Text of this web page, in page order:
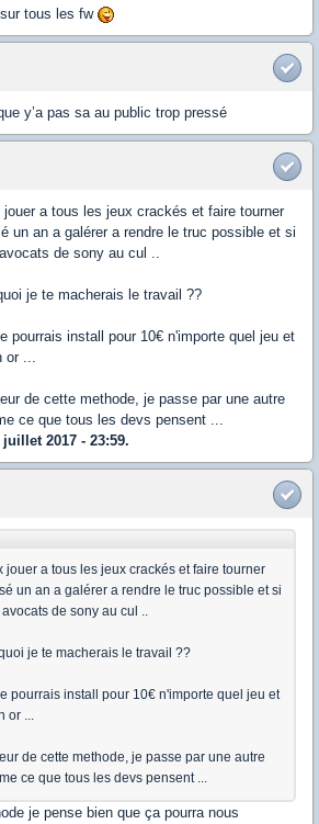
tous les fw
y’a pas sa au public trop pressé
a tous les jeux crackés et faire tourner
un an a galérer a rendre le truc possible et si
de sony au cul ..
je te macherais le travail ??
pourrais install pour 10€ n'importe quel jeu et
or ...
de cette methode, je passe par une autre
ce que tous les devs pensent ...
2017 - 23:59.
jouer a tous les jeux crackés et faire tourner
un an a galérer a rendre le truc possible et si
de sony au cul ..
je te macherais le travail ??
pourrais install pour 10€ n'importe quel jeu et
or ...
de cette methode, je passe par une autre
ce que tous les devs pensent ...
je pense bien que ça pourra nous